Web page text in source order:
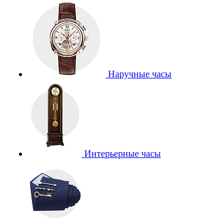
Наручные часы
Интерьерные часы